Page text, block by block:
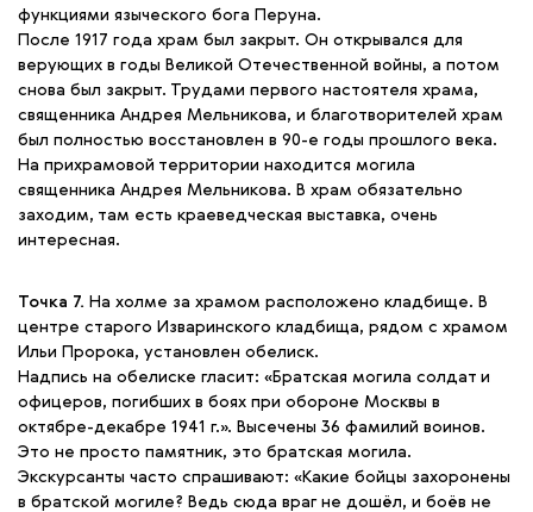
функциями языческого бога Перуна.
После 1917 года храм был закрыт. Он открывался для
верующих в годы Великой Отечественной войны, а потом
снова был закрыт. Трудами первого настоятеля храма,
священника Андрея Мельникова, и благотворителей храм
был полностью восстановлен в 90-е годы прошлого века.
На прихрамовой территории находится могила
священника Андрея Мельникова. В храм обязательно
заходим, там есть краеведческая выставка, очень
интересная.
Точка 7. На холме за храмом расположено кладбище. В
центре старого Изваринского кладбища, рядом с храмом
Ильи Пророка, установлен обелиск.
Надпись на обелиске гласит: «Братская могила солдат и
офицеров, погибших в боях при обороне Москвы в
октябре-декабре 1941 г.». Высечены 36 фамилий воинов.
Это не просто памятник, это братская могила.
Экскурсанты часто спрашивают: «Какие бойцы захоронены
в братской могиле? Ведь сюда враг не дошёл, и боёв не